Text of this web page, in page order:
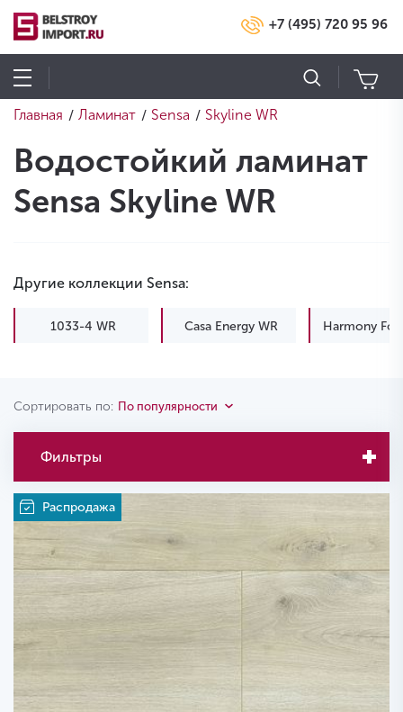
+7 (495) 720 95 96
Главная / Ламинат / Sensa / Skyline WR
Водостойкий ламинат
Sensa Skyline WR
Другие коллекции Sensa:
1033-4 WR Casa Energy WR Harmony
Сортировать по: По популярности
Фильтры
Распродажа